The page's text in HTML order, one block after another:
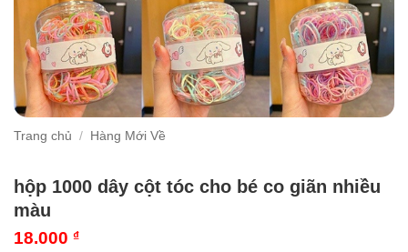
Trang chủ / Hàng Mới Về
hộp 1000 dây cột tóc cho bé co giãn nhiều
màu
18.000 ₫